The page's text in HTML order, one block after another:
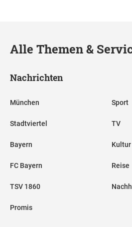
Alle Themen &
Nachrichten
München
Stadtviertel
Bayern
FC Bayern
TSV 1860
Promis
Sport
TV
Kultur
Reise